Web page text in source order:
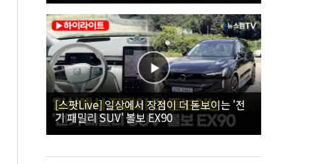
[스팟Live] 일상에서 장점이 더 돋보이는 '전
기 패밀리 SUV' 볼보 EX90